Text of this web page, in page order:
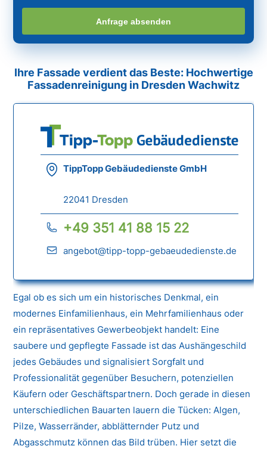
Anfrage absenden
Ihre Fassade verdient das Beste: Hochwertige
Fassadenreinigung in Dresden Wachwitz
TippTopp Gebäudedienste GmbH
22041 Dresden
+49 351 41 88 15 22
angebot@tipp-topp-gebaeudedienste.de
Egal ob es sich um ein historisches Denkmal, ein
modernes Einfamilienhaus, ein Mehrfamilienhaus oder
ein repräsentatives Gewerbeobjekt handelt: Eine
saubere und gepflegte Fassade ist das Aushängeschild
jedes Gebäudes und signalisiert Sorgfalt und
Professionalität gegenüber Besuchern, potenziellen
Käufern oder Geschäftspartnern. Doch gerade in diesen
unterschiedlichen Bauarten lauern die Tücken: Algen,
Pilze, Wasserränder, abblätternder Putz und
Abgasschmutz können das Bild trüben. Hier setzt die